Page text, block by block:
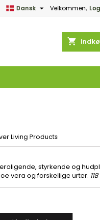
Velkommen,
Dansk 
shopping_cart
Living Products
styrkende og
vera og forskellige urter.